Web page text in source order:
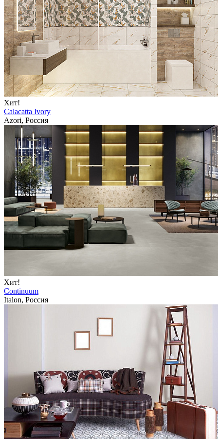
Хит!
Calacatta Ivory
Azori, Россия
Хит!
Continuum
Italon, Россия